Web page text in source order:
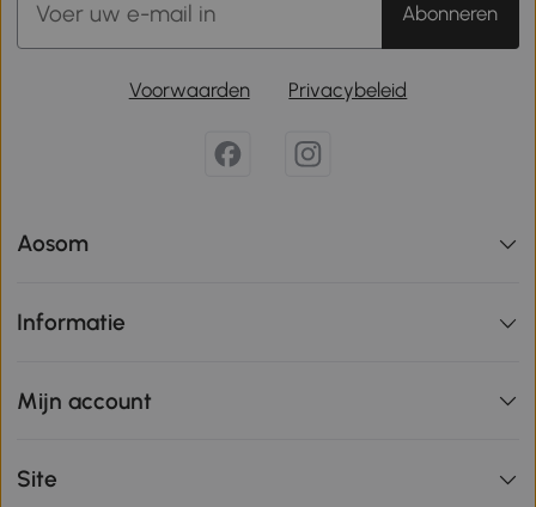
Abonneren
Voorwaarden Privacybeleid
Aosom
Informatie
Mijn account
Site